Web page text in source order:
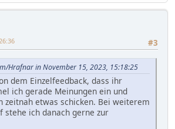
#3
Hrafnar in November 15, 2023, 15:18:25
dem Einzelfeedback, dass ihr
ich gerade Meinungen ein und
zeitnah etwas schicken. Bei weiterem
stehe ich danach gerne zur